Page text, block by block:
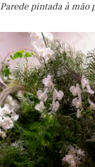
Parede pintada à mão